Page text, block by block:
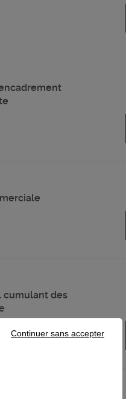
cumulant des
Continuer sans accepter